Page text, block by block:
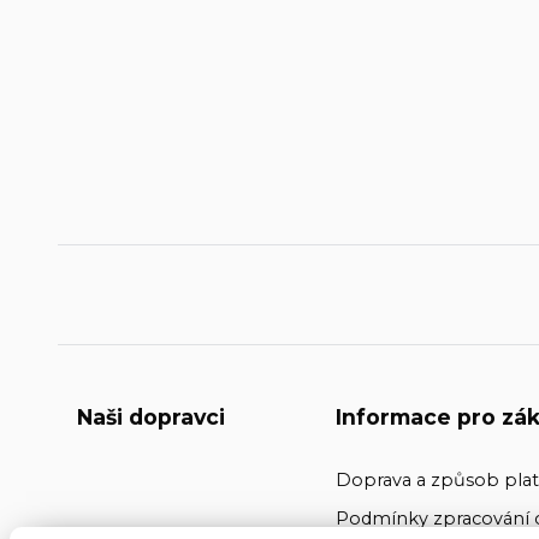
Naši dopravci Informace pro
Doprava a způsob
Podmínky zpracování